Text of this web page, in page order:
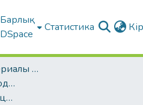
Барлық
DSpace
Статистика
Сборники и материалы конференций
Материалы международных научно-практических конференций
«Интеграционные процессы в образовании: проблемы и перспективы»